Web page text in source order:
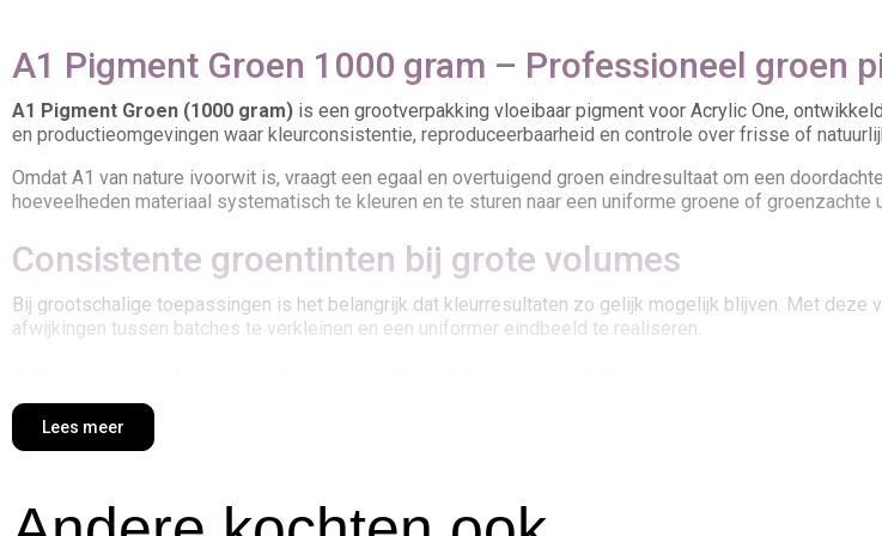
A1 Pigment Groen 1000 gram – Professioneel groen
A1 Pigment Groen (1000 gram) is een grootverpakking vloeibaar pigment voor Acrylic One,
en productieomgevingen waar kleurconsistentie, reproduceerbaarheid en controle over frisse of
Omdat A1 van nature ivoorwit is, vraagt een egaal en overtuigend groen eindresultaat om een
hoeveelheden materiaal systematisch te kleuren en te sturen naar een uniforme groene of groenzachte
Consistente groentinten bij grote volumes
Bij grootschalige toepassingen is het belangrijk dat kleurresultaten zo gelijk mogelijk blijven. Met deze
afwijkingen tussen batches te verkleinen en een uniformer eindbeeld te realiseren.
Door vooraf alle benodigde A1 Liquid te voorzien van pigment, verklein je de kans op batchverschillen
winkelinrichtingen, scenografie, decorproducties en merktoepassingen waarin groen een dragende
Dosering en toepassing
Lees meer